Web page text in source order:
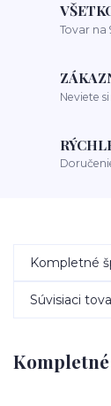
Tovar na
Neviete
Kompletné
Súvisiaci